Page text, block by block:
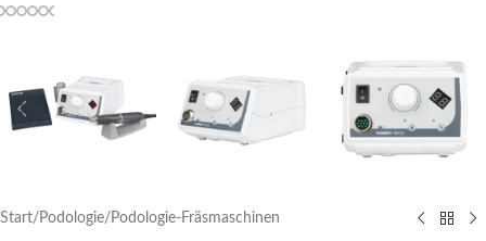
Start/ Podologie/ Podologie-Fräsmaschinen